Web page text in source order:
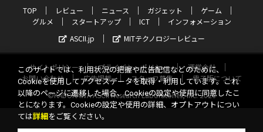
TOP レビュー ニュース ガジェット
ゲーム
グルメ
スタートアップ ICT
インフォメーション
ASCII.jp
MITテクノロジーレビュー
サイトポリシー プライバシーポリシー
運営会社
お問い合わせ
広告掲載 スタッフ募集
電子版について
©KADOKAWA ASCII Research Laboratories, Inc. 2026
このサイトでは、利用状況の把握や広告配信などのために、
Cookieを使用してアクセスデータを取得・利用しています。これ
以降のページに遷移した場合、Cookieの設定や使用に同意したこ
とになります。Cookieの設定や使用の詳細、オプトアウトについ
ては詳細 をご覧ください。